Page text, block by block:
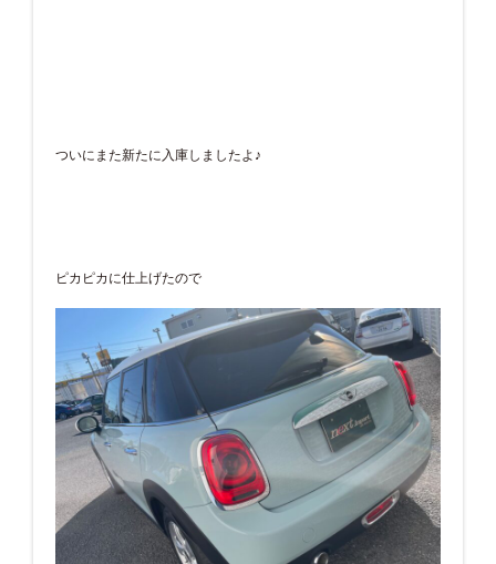
ついにまた新たに入庫しましたよ♪
ピカピカに仕上げたので